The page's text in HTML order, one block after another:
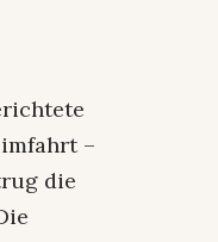
–
die